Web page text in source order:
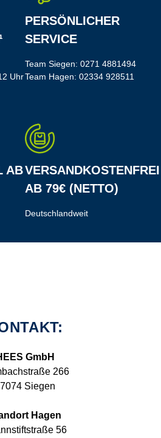
Uhr
PERSÖNLICHER
SERVICE
Team Siegen: 0271 4881494
Team Hagen: 02334 928511
ABVERSANDKOSTENFREI
AB 79€ (NETTO)
Deutschlandweit
GmbH
266
Siegen
Hagen
56